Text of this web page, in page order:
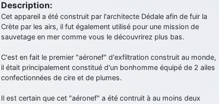
d9pouces: Joyeux Noël à tous !
d9pouces: mais tu peux tenter l'un des rares lycées militaires
comme le Prytanée dans la Sarthe, ça ne peut pas faire de mal !
d9pouces : C'est plutôt après le lycée, voire après une prépa
scientifique, tu as donc encore un peu de temps devant toi
yaellerigolow: bonjour a tous je suis un élève de première
le lycée pour s'orienter et pouvoir devenir officier de l'armée de l'air?
Description:
Cet appareil a été construit par l'architecte Dédale afin de fuir la
Crète par les airs, il fut également utilisé pour une mission de
sauvetage en mer comme vous le découvrirez plus bas.
C'est en fait le premier "aéronef" d'exfiltration construit au monde,
il était principalement constitué d'un bonhomme équipé de 2 ailes
confectionnées de cire et de plumes.
Il est certain que cet "aéronef" a été contruit à au moins deux